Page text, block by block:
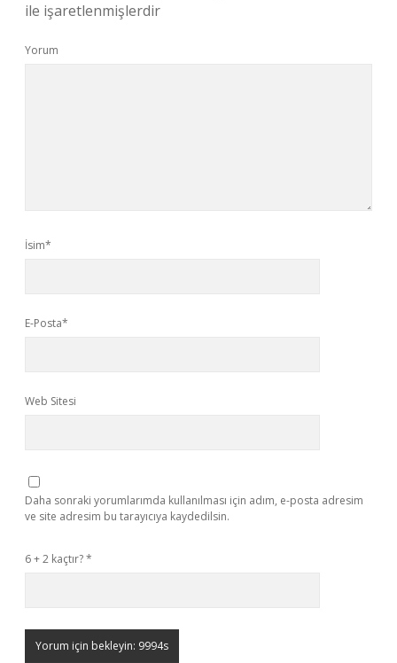
ile işaretlenmişlerdir
Yorum
İsim*
E-Posta*
Web Sitesi
Daha sonraki yorumlarımda kullanılması için adım, e-posta adresim
ve site adresim bu tarayıcıya kaydedilsin.
6 + 2 kaçtır?*